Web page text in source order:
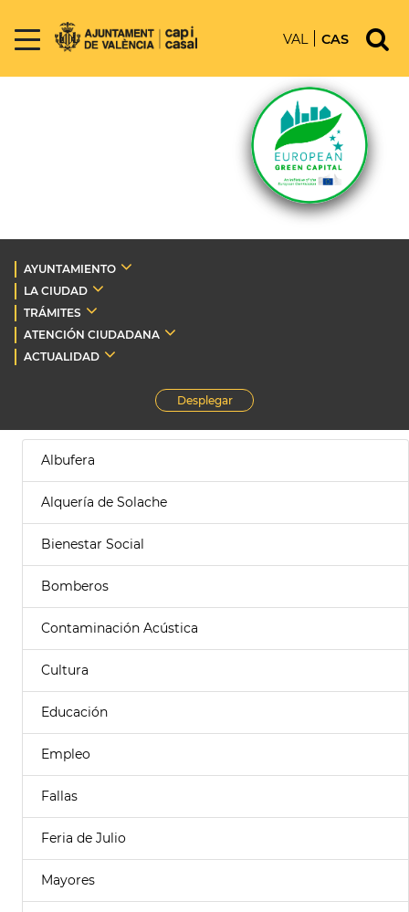
VAL CAS
AYUNTAMIENTO
LA CIUDAD
TRÁMITES
ATENCIÓN CIUDADANA
ACTUALIDAD
Desplegar
Albufera
Alquería de Solache
Bienestar Social
Bomberos
Contaminación Acústica
Cultura
Educación
Empleo
Fallas
Feria de Julio
Mayores